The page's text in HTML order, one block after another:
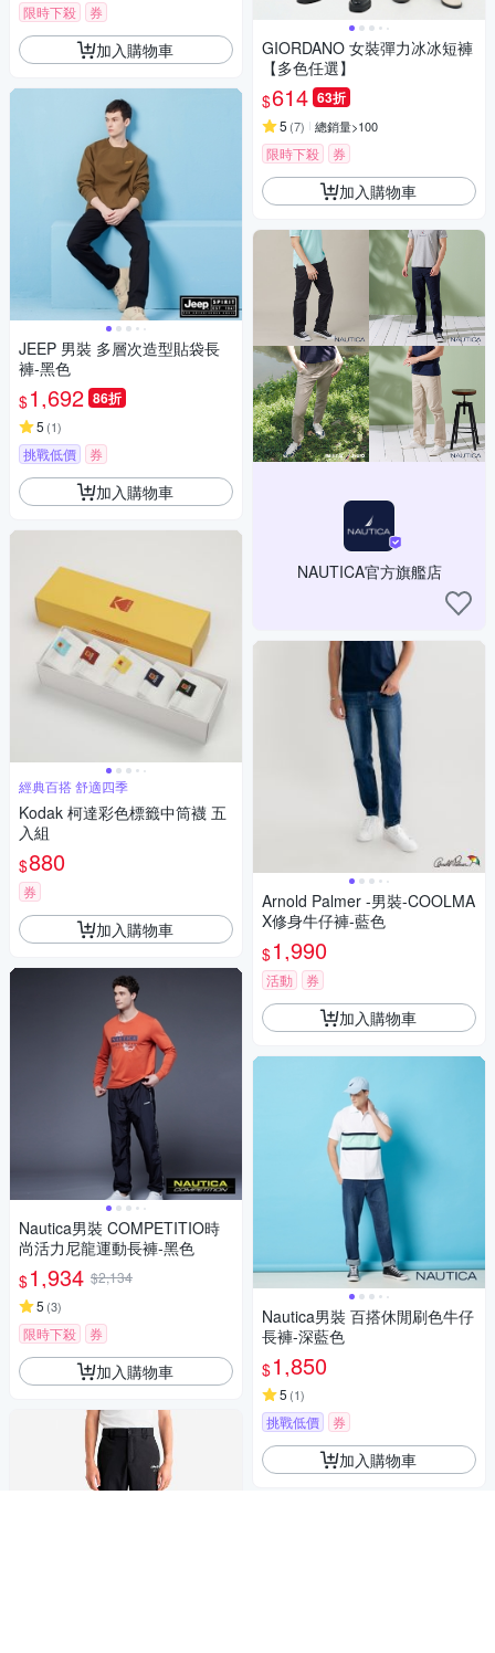
限時下殺 券
加入購物車
JEEP 男裝 多層次造型貼袋長
褲-黑色
$1,692 86折
5 (1)
挑戰低價 券
加入購物車
經典百搭 舒適四季
Kodak 柯達彩色標籤中筒襪 五
入組
$880
券
加入購物車
Nautica男裝 COMPETITIO時
尚活力尼龍運動長褲-黑色
$1,934 $2,134
5 (3)
限時下殺 券
加入購物車
GIORDANO 女裝彈力冰冰短褲
【多色任選】
$614 63折
5 (7) 總銷量>100
限時下殺 券
加入購物車
NAUTICA官方旗艦店
Arnold Palmer -男裝-COOLMA
X修身牛仔褲-藍色
$1,990
活動 券
加入購物車
Nautica男裝 百搭休閒刷色牛仔
長褲-深藍色
$1,850
5 (1)
挑戰低價 券
加入購物車